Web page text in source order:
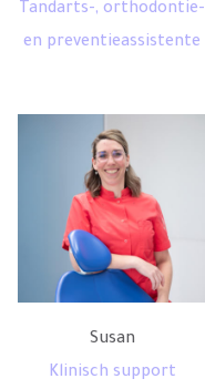
Tandarts-, orthodontie-
en preventieassistente
Susan
Klinisch support